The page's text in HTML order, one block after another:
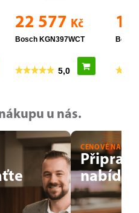
u nás.
CENOVÉ